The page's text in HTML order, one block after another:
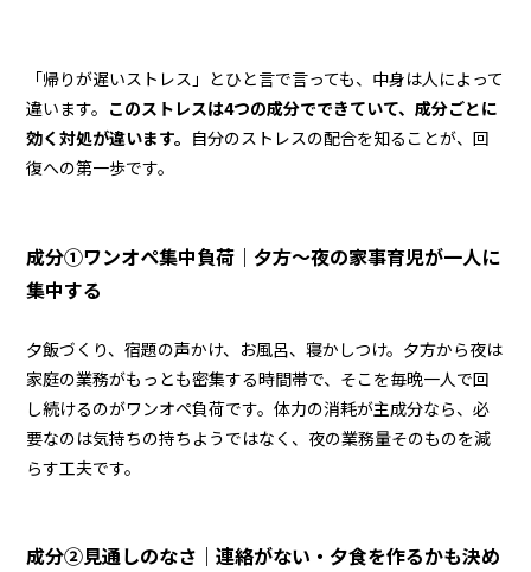
「帰りが遅いストレス」とひと言で言っても、中身は人によって
違います。 このストレスは4つの成分でできていて、成分ごとに
効く対処が違います。 自分のストレスの配合を知ることが、回
復への第一歩です。
成分①ワンオペ集中負荷｜夕方〜夜の家事育児が一人に
集中する
夕飯づくり、宿題の声かけ、お風呂、寝かしつけ。夕方から夜は
家庭の業務がもっとも密集する時間帯で、そこを毎晩一人で回
し続けるのがワンオペ負荷です。体力の消耗が主成分なら、必
要なのは気持ちの持ちようではなく、夜の業務量そのものを減
らす工夫です。
成分②見通しのなさ｜連絡がない・夕食を作るかも決め